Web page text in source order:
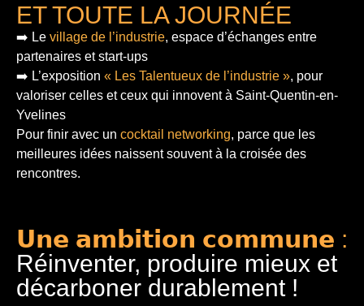
ET TOUTE LA JOURNÉE
➡️ Le village de l’industrie, espace d’échanges entre
partenaires et start-ups
➡️ L’exposition « Les Talentueux de l’industrie », pour
valoriser celles et ceux qui innovent à Saint-Quentin-en-
Yvelines
Pour finir avec un cocktail networking, parce que les
meilleures idées naissent souvent à la croisée des
rencontres.
𝗨𝗻𝗲 𝗮𝗺𝗯𝗶𝘁𝗶𝗼𝗻 𝗰𝗼𝗺𝗺𝘂𝗻𝗲 :
Réinventer, produire mieux et
décarboner durablement !